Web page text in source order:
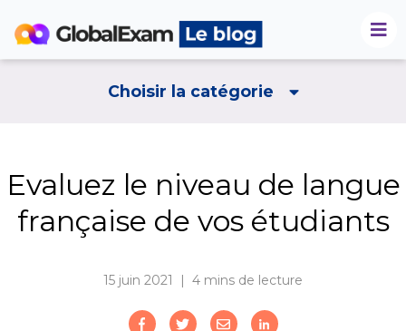
Choisir la catégorie
Evaluez le niveau de langue
française de vos étudiants
15 juin 2021 | 4 mins de lecture